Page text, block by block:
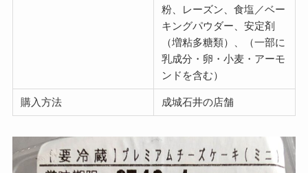
粉、レーズン、食塩／ベー
キングパウダー、安定剤
（増粘多糖類）、（一部に
乳成分・卵・小麦・アーモ
ンドを含む）
購入方法 成城石井の店舗